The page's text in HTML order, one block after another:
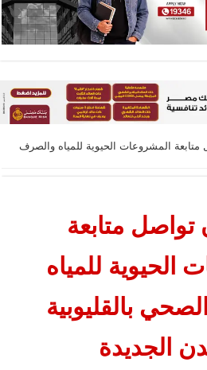
متابعة المشروعات الحيوية للمياه والصرف
تواصل متابعة
الحيوية للمياه
بالقليوبية
الجديدة